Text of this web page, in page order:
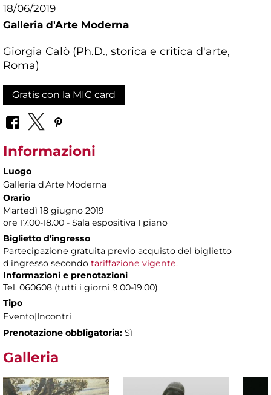
18/06/2019
Galleria d'Arte Moderna
Giorgia Calò (Ph.D., storica e critica d'arte,
Roma)
Gratis con la MIC card
Informazioni
Luogo
Galleria d'Arte Moderna
Orario
Martedì 18 giugno 2019
ore 17.00-18.00 - Sala espositiva I piano
Biglietto d'ingresso
Partecipazione gratuita previo acquisto del biglietto
d'ingresso secondo tariffazione vigente.
Informazioni e prenotazioni
Tel. 060608 (tutti i giorni 9.00-19.00)
Tipo
Evento|Incontri
Prenotazione obbligatoria: Sì
Galleria